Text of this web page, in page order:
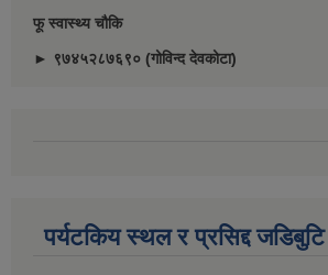
फू स्वास्थ्य चौकि
► ९७४५२८७६९० (गोविन्द देवकोटा)
पर्यटकिय स्थल र प्रसिद्द जडिबुटि